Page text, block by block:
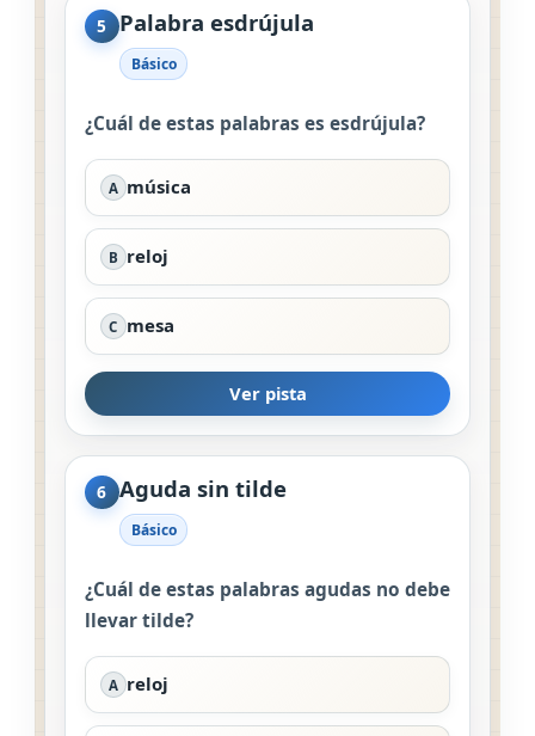
5 Palabra esdrújula
Básico
¿Cuál de estas palabras es esdrújula?
A música
B reloj
C mesa
Ver pista
6 Aguda sin tilde
Básico
¿Cuál de estas palabras agudas no debe
llevar tilde?
A reloj